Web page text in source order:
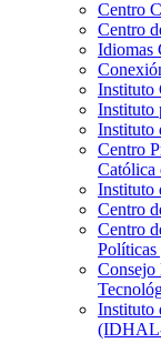
Centro
Centro
Idiomas
Instituto
Instituto
Instituto
Centro
Católica
Instituto
Centro
Centro
Consejo
Instituto